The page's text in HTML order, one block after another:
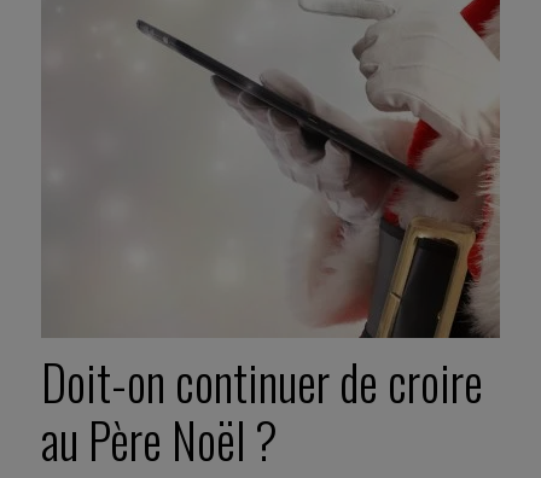
Doit-on continuer de croire
au Père Noël ?